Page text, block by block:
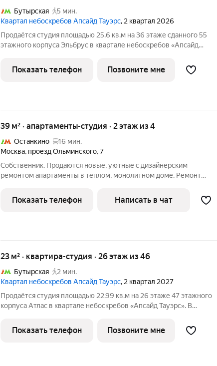
Бутырская
5 мин.
Квартал небоскребов Апсайд Тауэрс, 2 квартал 2026
Продаётся студия площадью 25.6 кв.м на 36 этаже сданного 55
этажного корпуса Эльбрус в квартале небоскребов «Апсайд
Кв.3610. «Апсайд Тауэрс» - технологичный квартал строится в
динамично
Показать телефон Позвоните мне
39 м² · апартаменты-студия · 2 этаж из 4
Останкино
16 мин.
Москва, проезд Ольминского,7
Собственник. Продаются новые, уютные с дизайнерским
ремонтом апартаменты в теплом, монолитном доме. Ремонт
назад, никто не жил. Замечательное место положение недолеко
от третьего
Показать телефон Написать в чат
23 м² · квартира-студия · 26 этаж из 46
Бутырская
2 мин.
Квартал небоскребов Апсайд Тауэрс, 2 квартал 2027
Продаётся студия площадью 22.99 кв.м на 26 этаже 47 этажного
корпуса Атлас в квартале небоскребов «Апсайд Тауэрс». В
прогулочный бульвар. Номер квартиры Б2603. «Апсайд Тауэрс» -
технологичный
Показать телефон Позвоните мне